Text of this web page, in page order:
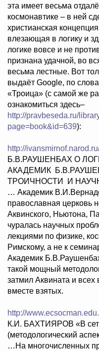
эта имеет весьма
космонавтике – в ней
христианская
влезающая в логику и
логике вовсе и не
признана удачной, во
весьма лестные. Вот
выдаёт Google, по
«Троица» (с самой же
ознакомиться здесь–
http://pravbeseda.ru/
page=book&id=639):
http://
Б.В.РАУШЕНБАХ О
АКАДЕМИК
ТРОИЧНОСТИ И
… Академик
православная церковь
Аквинского, Ньютона,
чуралась научных
лекциями по физике,
Римскому, а не к
Академик
такой мощный
затмил Аквината и
вместе взятых.
http://
К.И. БАХТИЯРОВ «В
(методологический
…На многочисленных